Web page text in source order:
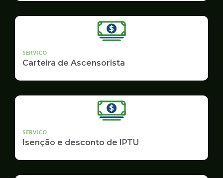
SERVICO
Carteira de Ascensorista
SERVICO
Isenção e desconto de IPTU